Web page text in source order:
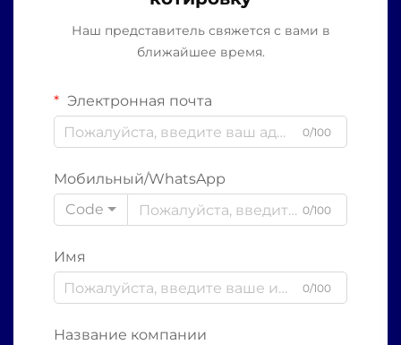
Наш представитель свяжется с вами в
ближайшее время.
Электронная почта
0/100
Мобильный/WhatsApp
Code
0/100
Имя
0/100
Название компании